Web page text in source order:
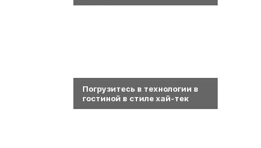
Погрузитесь в технологии в
гостиной в стиле хай-тек